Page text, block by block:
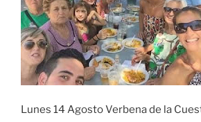
Lunes 14 Agosto Verbena de la